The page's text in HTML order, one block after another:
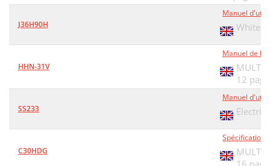
J36H90H
Manuel
HHN-31V
Manuel de
12
SS233
Manuel
C30HDG
Spécifications
16